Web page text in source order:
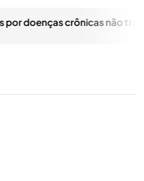
doenças crônicas não